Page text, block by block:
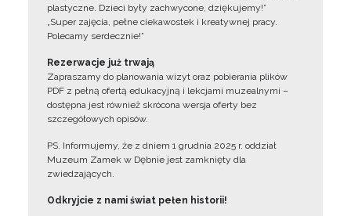
plastyczne. Dzieci były zachwycone, dziękujemy!”
„Super zajęcia, pełne ciekawostek i kreatywnej pracy.
Polecamy serdecznie!”
Rezerwacje już trwają
Zapraszamy do planowania wizyt oraz pobierania plików
PDF z pełną ofertą edukacyjną i lekcjami muzealnymi –
dostępna jest również skrócona wersja oferty bez
szczegółowych opisów.
PS. Informujemy, że z dniem 1 grudnia 2025 r. oddział
Muzeum Zamek w Dębnie jest zamknięty dla
zwiedzających.
Odkryjcie z nami świat pełen historii!